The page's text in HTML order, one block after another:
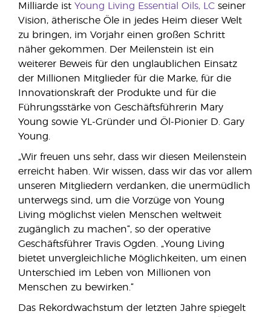
Milliarde ist Young Living Essential Oils, LC seiner
Vision, ätherische Öle in jedes Heim dieser Welt
zu bringen, im Vorjahr einen großen Schritt
näher gekommen. Der Meilenstein ist ein
weiterer Beweis für den unglaublichen Einsatz
der Millionen Mitglieder für die Marke, für die
Innovationskraft der Produkte und für die
Führungsstärke von Geschäftsführerin Mary
Young sowie YL-Gründer und Öl-Pionier D. Gary
Young.
„Wir freuen uns sehr, dass wir diesen Meilenstein
erreicht haben. Wir wissen, dass wir das vor allem
unseren Mitgliedern verdanken, die unermüdlich
unterwegs sind, um die Vorzüge von Young
Living möglichst vielen Menschen weltweit
zugänglich zu machen“, so der operative
Geschäftsführer Travis Ogden. „Young Living
bietet unvergleichliche Möglichkeiten, um einen
Unterschied im Leben von Millionen von
Menschen zu bewirken.“
Das Rekordwachstum der letzten Jahre spiegelt